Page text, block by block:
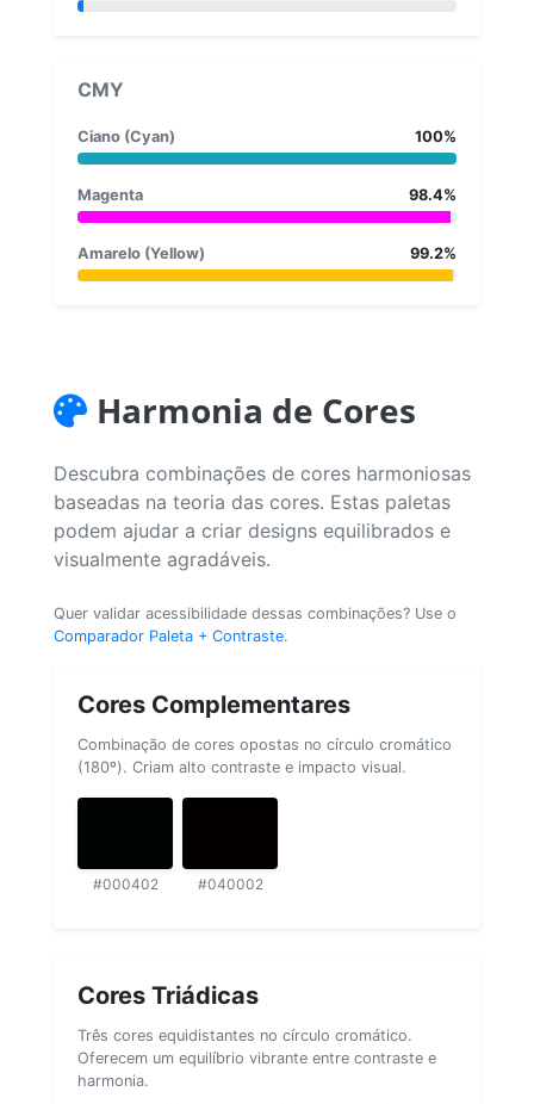
CMY
Ciano (Cyan) 100%
Magenta 98.4%
Amarelo (Yellow) 99.2%
Harmonia de Cores
Descubra combinações de cores harmoniosas
baseadas na teoria das cores. Estas paletas
podem ajudar a criar designs equilibrados e
visualmente agradáveis.
Quer validar acessibilidade dessas combinações? Use o
Comparador Paleta + Contraste.
Cores Complementares
Combinação de cores opostas no círculo cromático
(180º). Criam alto contraste e impacto visual.
#000402 #040002
Cores Triádicas
Três cores equidistantes no círculo cromático.
Oferecem um equilíbrio vibrante entre contraste e
harmonia.